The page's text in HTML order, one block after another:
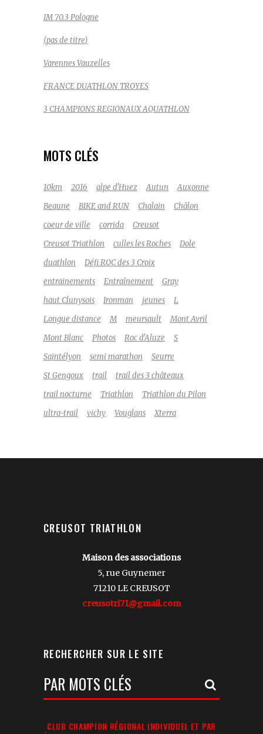
IM 70.3 Pologne
(pas de titre)
Varennes Vauzelles
FRANCE DUATHLON TROYES
3 CHAMPIONS REGIONAUX AQUATHLON
MOTS CLÉS
10km 2016 alpe d'Huez Autun
Auxonne
Beaune
BIKE and RUN Chalain
Châlon
coeur de ville
corrida
Creusot
Creusot Triathlon
culles les Roches
Dole
duathlon
Défi ROC des 3 Croix
entrainements
Entraînement
Gray
haut Clunysois
Ironman jeunes
L
Longue distance
M meursault
Mont Avril
Mont Blanc
Photos Roc d'Aluze
S
Saintélyon
semi marathon
Seurre
St Gengoux
trail
trail des 3 châteaux
trail nocturne
Triathlon
Triathlon du Pilon
ultra-trail
vichy Vouglans Xterra
CREUSOT TRIATHLON
Maison des associations
5, rue Guynemer
71210 LE CREUSOT
creusotri71@gmail.com
RECHERCHER SUR LE SITE
Votre
Recherche:
CLUB CHAMPION RÉGIONAL INDIVIDUEL ET PAR